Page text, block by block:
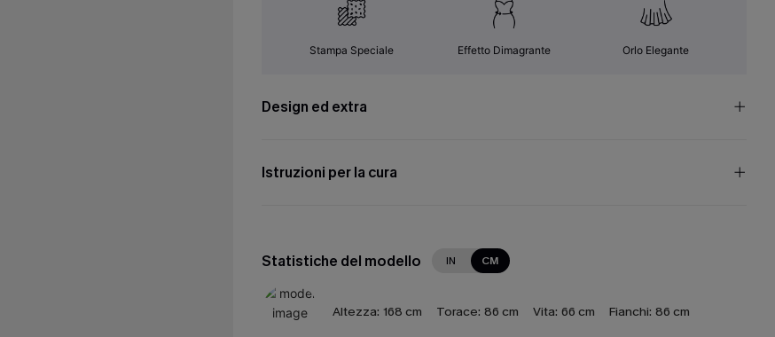
Stampa Speciale Effetto Dimagrante Orlo Elegante
Design ed extra
Istruzioni per la cura
Statistiche del modello IN CM
Altezza: 168 cm Torace: 86 cm Vita: 66 cm Fianchi: 86 cm